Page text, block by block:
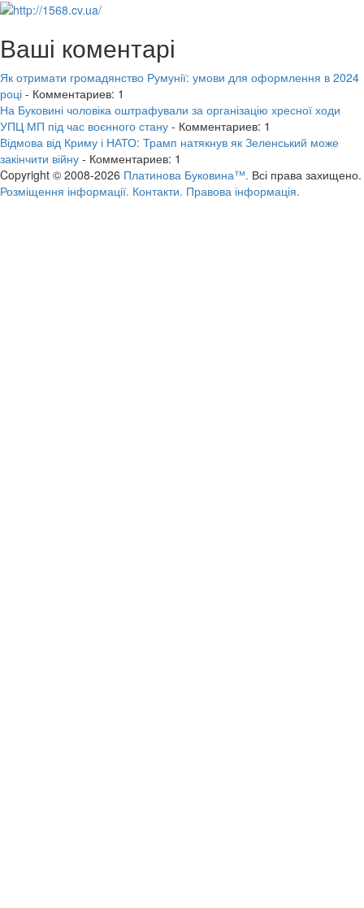
Ваші коментарі
Як отримати громадянство Румунії: умови для оформлення в 2024
році - Комментариев: 1
На Буковині чоловіка оштрафували за організацію хресної ходи
УПЦ МП під час воєнного стану - Комментариев: 1
Відмова від Криму і НАТО: Трамп натякнув як Зеленський може
закінчити війну - Комментариев: 1
Copyright © 2008-2026 Платинова Буковина™. Всі права захищено.
Розміщення інформації. Контакти. Правова інформація.